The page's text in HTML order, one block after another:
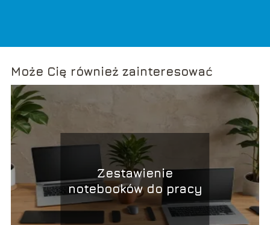
Może Cię również zainteresować
Zestawienie
notebooków do pracy